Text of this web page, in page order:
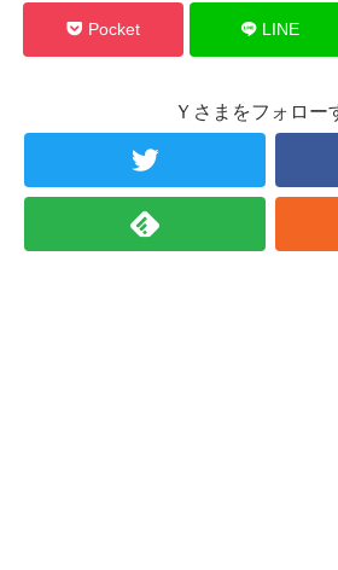
Pocket LINE
Ｙさまをフォロー